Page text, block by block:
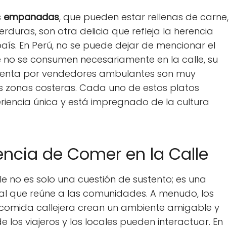
empanadas, que pueden estar rellenas de carne,
son otra delicia que refleja la herencia
En Perú, no se puede dejar de mencionar el
no se consumen necesariamente en la calle, su
por vendedores ambulantes son muy
zonas costeras. Cada uno de estos platos
única y está impregnado de la cultura
de Comer en la Calle
no es solo una cuestión de sustento; es una
que reúne a las comunidades. A menudo, los
callejera crean un ambiente amigable y
los viajeros y los locales pueden interactuar. En